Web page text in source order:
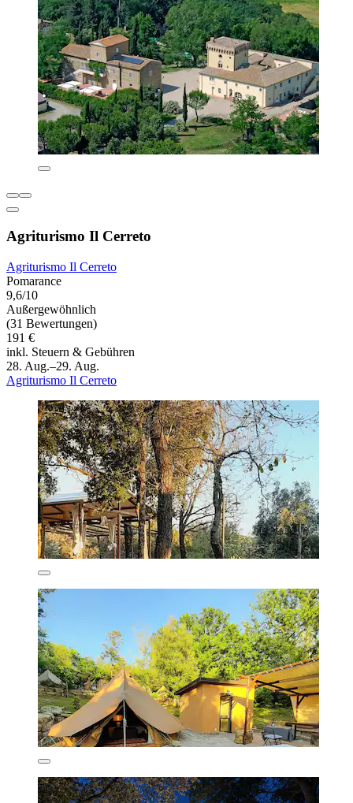
Agriturismo Il Cerreto
Agriturismo Il Cerreto
Pomarance
9,6/10
Außergewöhnlich
(31 Bewertungen)
191 €
inkl. Steuern & Gebühren
28. Aug.–29. Aug.
Agriturismo Il Cerreto